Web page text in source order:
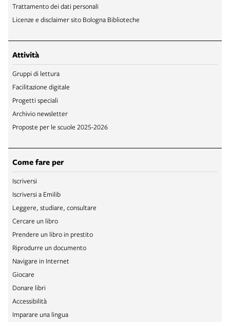
Trattamento dei dati personali
Licenze e disclaimer sito Bologna Biblioteche
Attività
Gruppi di lettura
Facilitazione digitale
Progetti speciali
Archivio newsletter
Proposte per le scuole 2025-2026
Come fare per
Iscriversi
Iscriversi a Emilib
Leggere, studiare, consultare
Cercare un libro
Prendere un libro in prestito
Riprodurre un documento
Navigare in Internet
Giocare
Donare libri
Accessibilità
Imparare una lingua